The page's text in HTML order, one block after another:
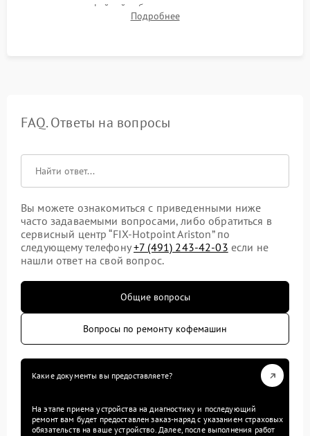
плотности кофейной таблетки, температуры напитка и
качества молочной пены. Контроль отсутствия посторонних
Подробнее
FAQ. Ответы на вопросы
Вы можете ознакомиться с приведенными ниже
часто задаваемыми вопросами, либо обратиться в
сервисный центр “FIX-Hotpoint Ariston” по
следующему телефону+7 (491) 243-42-03 если не
нашли ответ на свой вопрос.
Общие вопросы
Вопросы по ремонту кофемашин
Какие документы вы предоставляете?
На этапе приема устройства на диагностику и последующий
ремонт вам будет предоставлен заказ-наряд с указанием страховых
обязательств на ваше устройство. Далее, после выполнения работ